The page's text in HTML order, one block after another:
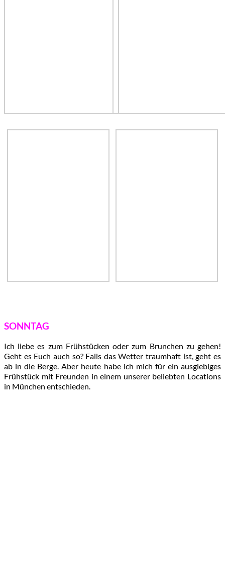
SONNTAG
Ich liebe es zum Frühstücken oder zum Brunchen zu gehen!
Geht es Euch auch so? Falls das Wetter traumhaft ist, geht es
ab in die Berge. Aber heute habe ich mich für ein ausgiebiges
Frühstück mit Freunden in einem unserer beliebten Locations
in München entschieden.